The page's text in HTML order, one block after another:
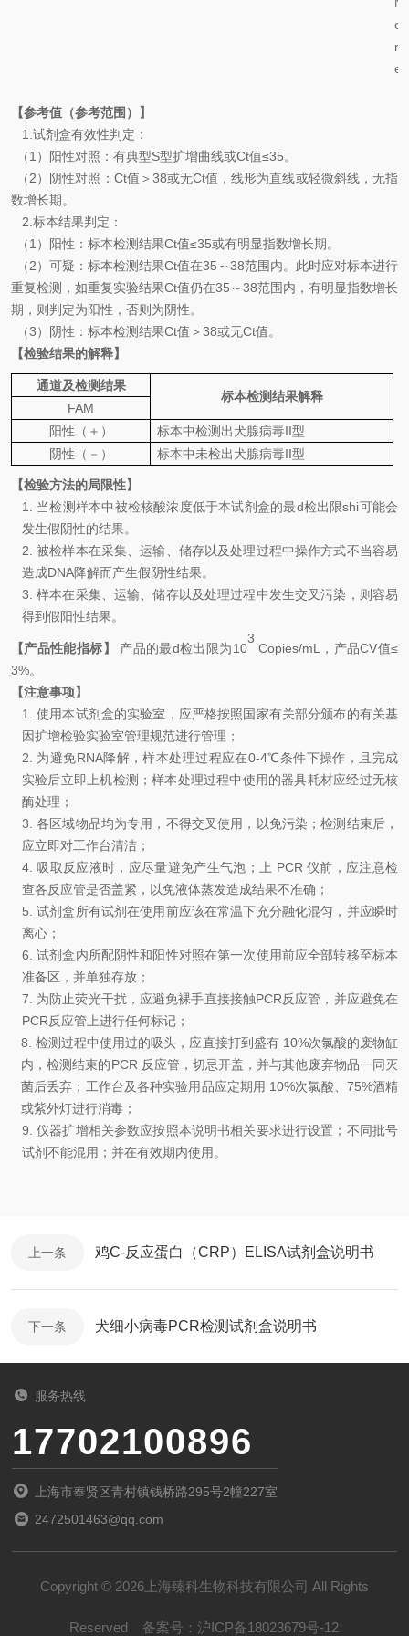
o
n
e
【参考值（参考范围）】
1. 试剂盒有效性判定：
（1 ）阳性对照：有典型S型扩增曲线或Ct值≤35。
（2）阴性对照： Ct值＞ 38或无Ct值，线形为直线或轻微斜线，无指
数增长期。
2. 标本结果判定：
（1 ） 阳性：标本检测结果Ct值≤35或有明显指数增长期。
（2）可疑： 标本检测结果Ct值在35 ～38范围内。此时应对标本进行
重复检测，如重复实验结果Ct值仍在35 ～38范围内，有明显指数增长
期，则判定为阳性，否则为阴性。
（3）阴性：标本检测结果Ct值＞ 38或无Ct值。
【检验结果的解释】
通道及检测结果
标本检测结果解释
FAM
阳性（＋）
标本中检测 出犬腺病毒II型
阴性（－）
标本中未检出犬腺病毒II型
【检验方法的局限性】
1. 当检测样本中被检核酸浓度低于本试剂盒的最d检出限shi可能会
发生假阴性的结果。
2.被检样本在采集、运输、储存以及处理过程中操作方式不当容易
造成DNA降解而产生假阴性结果。
3.样本在采集、运输、储存以及处理过程中发生交叉污染，则容易
得到假阳性结果。
【产品性能指标】 产品的最d检出限为10
3
Copies/mL ，产品CV值≤
3%。
【注意事项】
1.使用本试剂盒的实验室，应严格按照国家有关部分颁布的有关基
因扩增检验实验室管理规范进行管理 ；
2. 为避免RNA降解，样本处理过程应在0-4℃条件下操作，且完成
实验后立即上机检测；样本处理过程中使用的器具耗材应经过无核
酶处理 ；
3.各区域物品均为专用，不得交叉使用，以免污染 ；检测结束后，
应立即对工作台清洁 ；
4.吸取反应液时，应尽量避免产生气泡 ； 上 PCR 仪前，应注意检
查各反应管是否盖紧，以免液体蒸发造成结果不准确 ；
5.试剂盒所有试剂在使用前应该在常温下充分融化混匀，并应瞬时
离心；
6.试剂盒内所配阴性和阳性对照在第一次使用前应全部转移至标本
准备区，并单独存放 ；
7. 为防止荧光干扰，应避免裸手直接接触PCR反应管，并应避免在
PCR反应管上进行任何标记 ；
8.检测过程中使用过的吸头，应直接打到盛有 10%次氯酸的废物缸
内，检测结束的PCR 反应管，切忌开盖，并与其他废弃物品一同灭
菌后丢弃 ； 工作台及各种实验用品应定期用 10%次氯酸、 75%酒精
或紫外灯进行消毒 ；
9.仪器扩增相关参数应按照本说明书相关要求进行设置； 不同批号
试剂不能混用 ； 并在有效期内使用。
上一条 鸡C-反应蛋白（CRP）ELISA试剂盒说明书
下一条 犬细小病毒PCR检测试剂盒说明书
服务热线
17702100896
上海市奉贤区青村镇钱桥路295号2幢227室
2472501463@qq.com
Copyright © 2026上海臻科生物科技有限公司 All Rights
Reserved 备案号： 沪ICP备18023679号-12